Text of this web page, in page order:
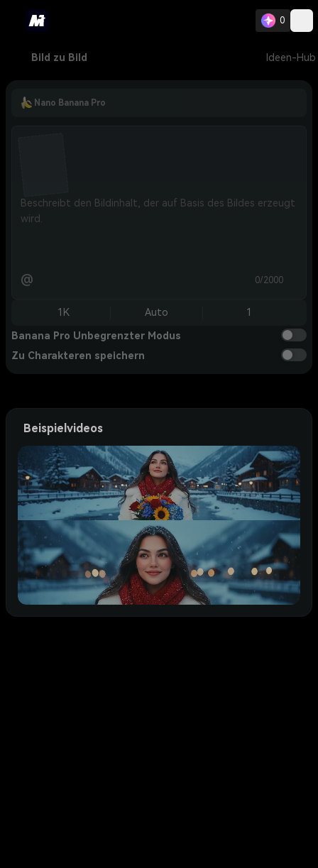
0
Bild zu Bild Ideen-Hub
Nano Banana Pro
@ 0/2000
1K Auto 1
Banana Pro Unbegrenzter Modus
Zu Charakteren speichern
Beispielvideos